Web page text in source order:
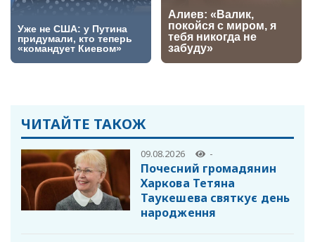
ЧИТАЙТЕ ТАКОЖ
09.08.2026 -
Почесний громадянин
Харкова Тетяна
Таукешева святкує день
народження